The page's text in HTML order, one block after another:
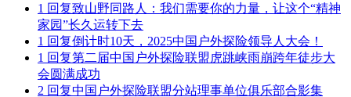
1 回复致山野同路人：我们需要你的力量，让这个“精神
家园”长久运转下去
1 回复倒计时10天，2025中国户外探险领导人大会！
1 回复第二届中国户外探险联盟虎跳峡雨崩跨年徒步大
会圆满成功
2 回复中国户外探险联盟分站理事单位俱乐部合影集